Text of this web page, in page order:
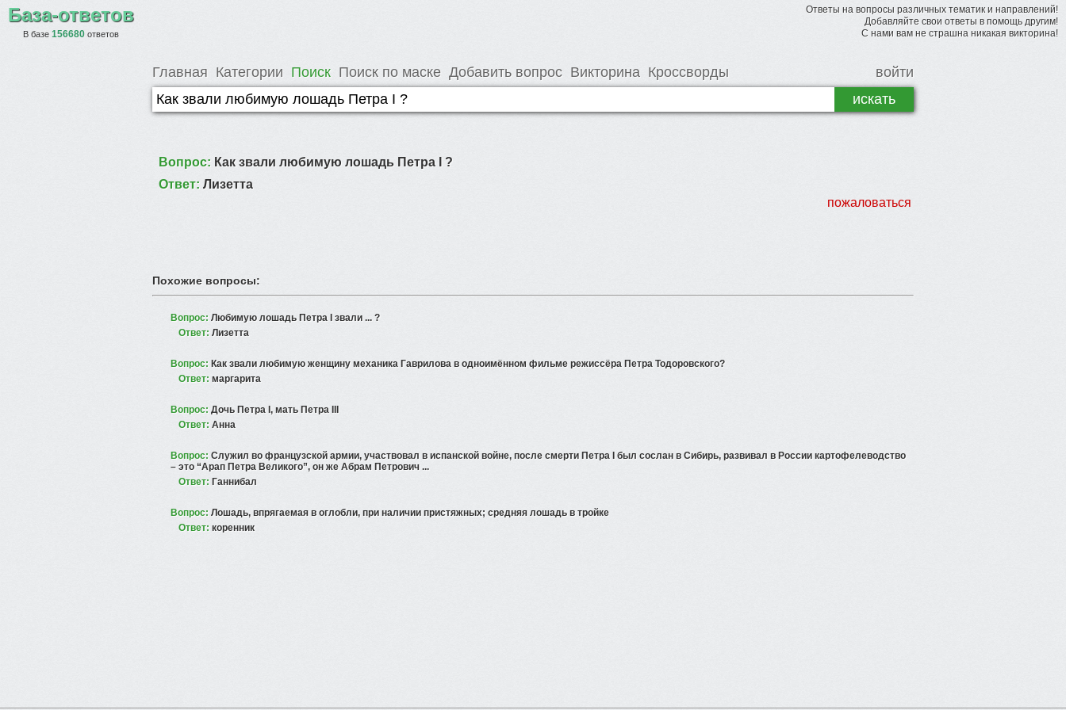
База-ответов
В базе 156680 ответов
Ответы на вопросы различных тематик и направлений!
Добавляйте свои ответы в помощь другим!
С нами вам не страшна никакая викторина!
Главная Категории Поиск Поиск по маске Добавить вопрос Викторина Кроссворды войти
Вопрос: Как звали любимую лошадь Петра I ?
Ответ: Лизетта
пожаловаться
Похожие вопросы:
Вопрос: Любимую лошадь Петра I звали ... ?
Ответ: Лизетта
Вопрос: Как звали любимую женщину механика Гаврилова в одноимённом фильме режиссёра Петра Тодоровского?
Ответ: маргарита
Вопрос: Дочь Петра I, мать Петра III
Ответ: Анна
Вопрос: Служил во французской армии, участвовал в испанской войне, после смерти Петра I был сослан в Сибирь, развивал в России картофелеводство
– это “Арап Петра Великого”, он же Абрам Петрович ...
Ответ: Ганнибал
Вопрос: Лошадь, впрягаемая в оглобли, при наличии пристяжных; средняя лошадь в тройке
Ответ: коренник